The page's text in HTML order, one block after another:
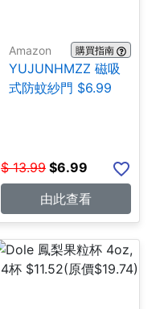
Amazon 購買指南
YUJUNHMZZ 磁吸
式防蚊紗門 $6.99
$ 13.99 $6.99
由此查看